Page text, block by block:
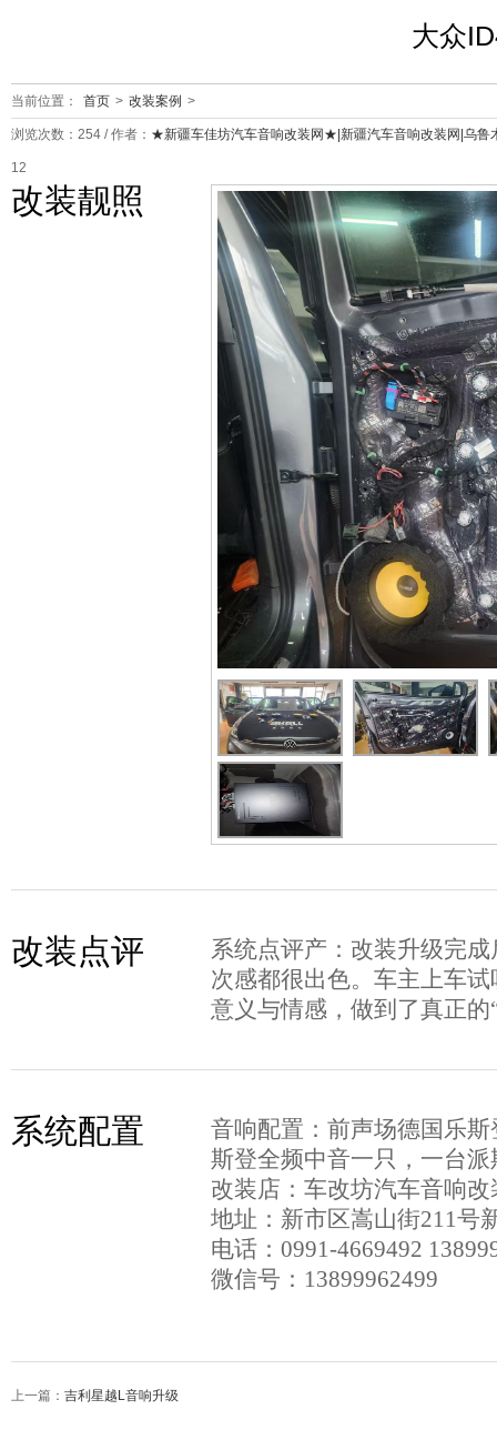
大众
当前位置： 首页 > 改装案例 >
浏览次数： 254 / 作者： ★新疆车佳坊汽车音响改装网★|新疆汽车音响改装网|乌鲁
12
改装靓照
改装点评
系统点评产：改装升级完
次感都很出色。车主上车
意义与情感，做到了真正
系统配置
音响配置：前声场德国乐
斯登全频中音一只，一台
改装店：车改坊汽车音响
地址：新市区嵩山街211号
电话：0991-4669492
微信号：13899962499
上一篇： 吉利星越L音响升级